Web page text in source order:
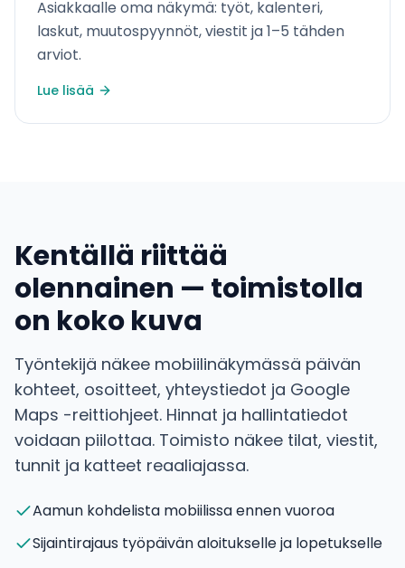
Asiakkaalle oma näkymä: työt, kalenteri,
laskut, muutospyynnöt, viestit ja 1–5 tähden
arviot.
Lue lisää
Kentällä riittää
olennainen — toimistolla
on koko kuva
Työntekijä näkee mobiilinäkymässä päivän
kohteet, osoitteet, yhteystiedot ja Google
Maps -reittiohjeet. Hinnat ja hallintatiedot
voidaan piilottaa. Toimisto näkee tilat, viestit,
tunnit ja katteet reaaliajassa.
Aamun kohdelista mobiilissa ennen vuoroa
Sijaintirajaus työpäivän aloitukselle ja lopetukselle